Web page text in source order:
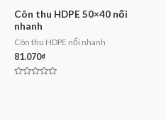
Côn thu HDPE 50×40 nối
nhanh
Côn thu HDPE nối nhanh
81.070₫